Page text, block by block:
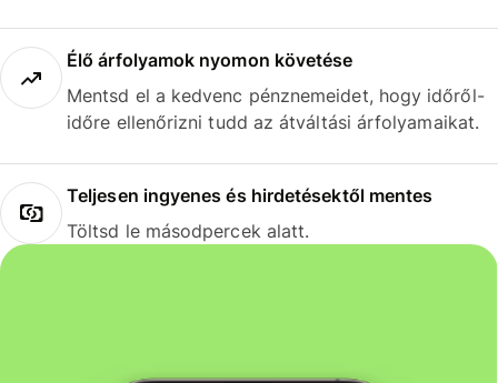
Élő árfolyamok nyomon követése
Mentsd el a kedvenc pénznemeidet, hogy időről-
időre ellenőrizni tudd az átváltási árfolyamaikat.
Teljesen ingyenes és hirdetésektől mentes
Töltsd le másodpercek alatt.